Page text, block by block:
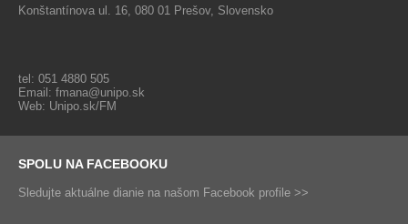
Konštantínova ul. 16, 080 01 Prešov, Slovensko
tel: 051 4880 505
Email: fmana@unipo.sk
Web: Unipo.sk/FM
SPOLU NA FACEBOOKU
Sledujte aktuálne dianie na našom Facebook profile >>